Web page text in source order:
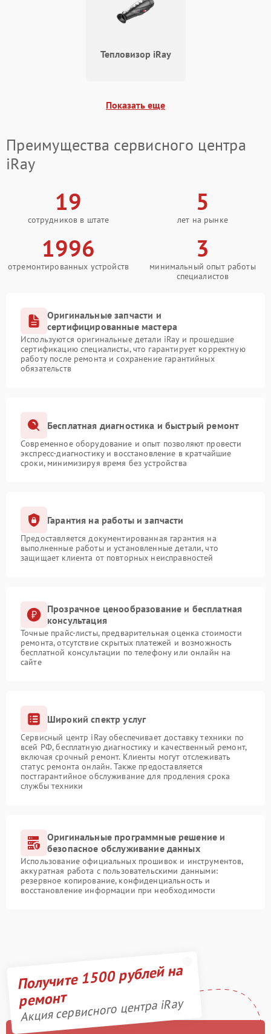
Тепловизор iRay
Показать еще
Преимущества сервисного центра
iRay
19
сотрудников в штате
5
лет на рынке
1996
отремонтированных устройств
3
минимальный опыт работы
специалистов
Оригинальные запчасти и
сертифицированные мастера
Используются оригинальные детали iRay и прошедшие
сертификацию специалисты, что гарантирует корректную
работу после ремонта и сохранение гарантийных
обязательств
Бесплатная диагностика и быстрый ремонт
Современное оборудование и опыт позволяют провести
экспресс-диагностику и восстановление в кратчайшие
сроки, минимизируя время без устройства
Гарантия на работы и запчасти
Предоставляется документированная гарантия на
выполненные работы и установленные детали, что
защищает клиента от повторных неисправностей
Прозрачное ценообразование и бесплатная
консультация
Точные прайс-листы, предварительная оценка стоимости
ремонта, отсутствие скрытых платежей и возможность
бесплатной консультации по телефону или онлайн на
сайте
Широкий спектр услуг
Сервисный центр iRay обеспечивает доставку техники по
всей РФ, бесплатную диагностику и качественный ремонт,
включая срочный ремонт. Клиенты могут отслеживать
статус ремонта онлайн. Также предоставляется
постгарантийное обслуживание для продления срока
службы техники
Оригинальные программные решение и
безопасное обслуживание данных
Использование официальных прошивок и инструментов,
аккуратная работа с пользовательскими данными:
резервное копирование, конфиденциальность и
восстановление информации при необходимости
Получите 1500 рублей на
ремонт
Акция сервисного центра iRay